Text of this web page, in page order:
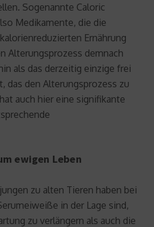
Sogenannte Caloric
Medikamente, die die
Ernährung
Alterungsprozess demnach
als das derzeitig einzige frei
das den Alterungsprozess zu
auch hier eine signifikante
ewigen Leben
zu alten Tieren haben bei
in der Lage sind,
zu verlängern als auch die